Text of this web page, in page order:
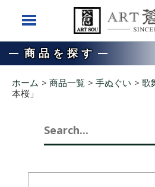
商品を探す
ホーム > 商品一覧 > 手ぬぐい >歌
本桜」
Search